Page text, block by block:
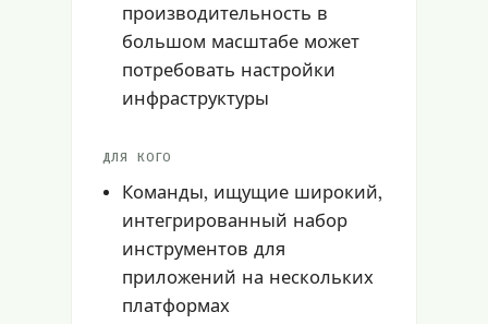
производительность в
большом масштабе может
потребовать настройки
инфраструктуры
ДЛЯ КОГО
Команды, ищущие широкий,
интегрированный набор
инструментов для
приложений на нескольких
платформах